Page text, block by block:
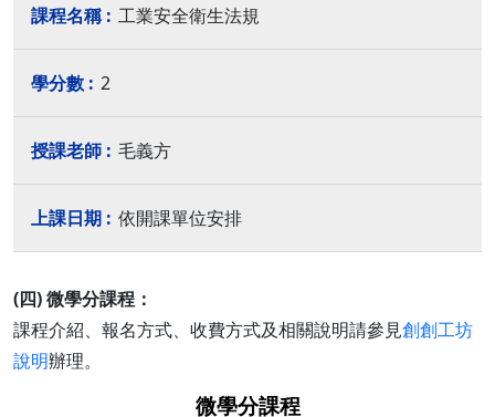
工業安全衛生法規
2
毛義方
依開課單位安排
(四) 微學分課程：
課程介紹、報名方式、收費方式及相關說明請參見創創工坊
說明辦理。
微學分課程